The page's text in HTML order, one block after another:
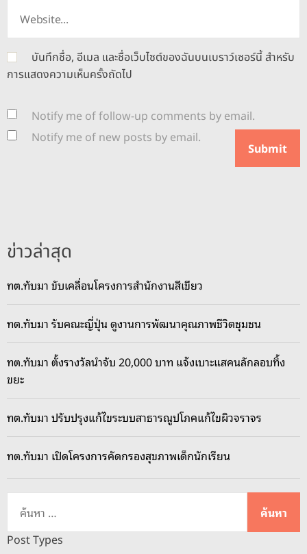
บันทึกชื่อ, อีเมล และชื่อเว็บไซต์ของฉันบนเบราว์เซอร์นี้ สำหรับ
การแสดงความเห็นครั้งถัดไป
Notify me of follow-up comments by email.
Notify me of new posts by email.
ข่าวล่าสุด
ทต.ทับมา ขับเคลื่อนโครงการสำนักงานสีเขียว
ทต.ทับมา รับคณะญี่ปุ่น ดูงานการพัฒนาคุณภาพชีวิตชุมชน
ทต.ทับมา ตั้งรางวัลนำจับ 20,000 บาท แจ้งเบาะแสคนลักลอบทิ้ง
ขยะ
ทต.ทับมา ปรับปรุงแก้ไขระบบสาธารณูปโภคแก้ไขผิวจราจร
ทต.ทับมา เปิดโครงการคัดกรองสุขภาพเด็กนักเรียน
ห
Post Types